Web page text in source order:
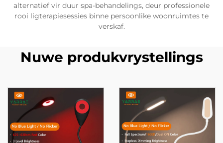
alternatief vir duur spa-behandelings, deur professionele
rooi ligterapiesessies binne persoonlike woonruimtes te
verskaf.
Nuwe produkvrystellings